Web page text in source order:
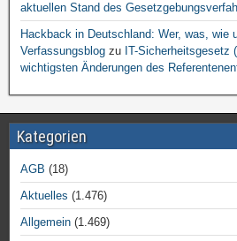
aktuellen Stand des
Hackback in Deutschland: Wer, was, wie
Verfassungsblog zu IT-Sicherheitsgesetz
wichtigsten Änderungen des
Kategorien
AGB (18)
Aktuelles (1.476)
Allgemein (1.469)